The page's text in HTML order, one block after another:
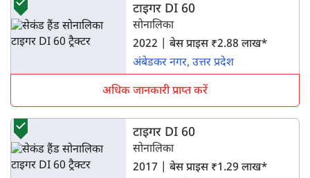
टाइगर DI 60
सोनालिका
2022 | बेस प्राइस ₹2.88 लाख*
अंबेडकर नगर, उत्तर प्रदेश
अधिक जानकारी प्राप्त करें
टाइगर DI 60
सोनालिका
2017 | बेस प्राइस ₹1.29 लाख*